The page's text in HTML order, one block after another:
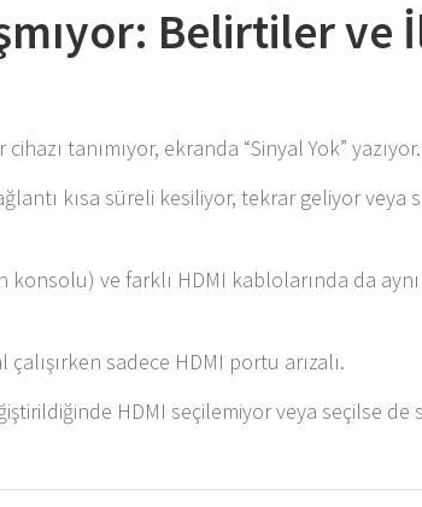
Belirtiler ve
tanımıyor, ekranda “Sinyal Yok” yazıyor.
kısa süreli kesiliyor, tekrar geliyor veya
konsolu) ve farklı HDMI kablolarında da
sadece HDMI portu arızalı.
HDMI seçilemiyor veya seçilse de